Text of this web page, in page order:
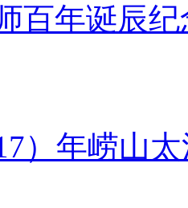
百年诞辰
）年崂山